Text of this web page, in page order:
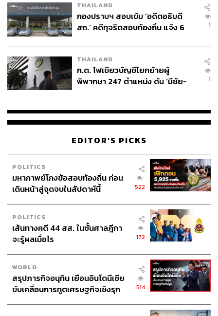
THAILAND
กองปราบฯ สอบเข้ม ‘อดีตอธิบดี
สถ.’ คดีทุจริตสอบท้องถิ่น แจ้ง 6
1
THAILAND
ก.ต. ไฟเขียวบัญชีโยกย้ายผู้
พิพากษา 247 ตำแหน่ง ดัน ‘มีชัย-
1
EDITOR'S PICKS
POLITICS
มหากาพย์โกงข้อสอบท้องถิ่น ก่อน
เดินหน้าสู่จุดจบในสัปดาห์นี้
522
POLITICS
เส้นทางคดี 44 สส. ในชั้นศาลฎีกา
จะรู้ผลเมื่อไร
172
WORLD
สรุปภารกิจอนุทิน เยือนอินโดนีเซีย
ขับเคลื่อนการทูตเศรษฐกิจเชิงรุก
514